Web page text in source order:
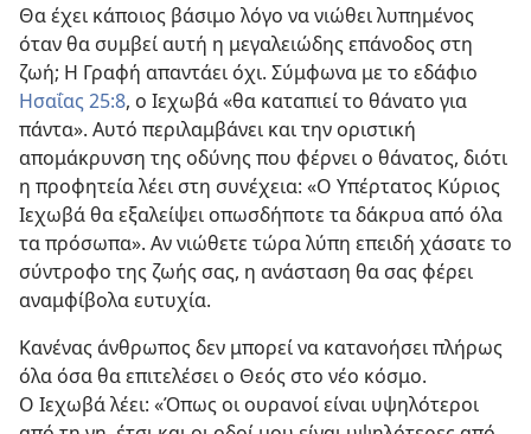
Θα έχει κάποιος βάσιμο λόγο να νιώθει λυπημένος
όταν θα συμβεί αυτή η μεγαλειώδης επάνοδος στη
ζωή; Η Γραφή απαντάει όχι. Σύμφωνα με το εδάφιο
Ησαΐας 25:8, ο Ιεχωβά «θα καταπιεί το θάνατο για
πάντα». Αυτό περιλαμβάνει και την οριστική
απομάκρυνση της οδύνης που φέρνει ο θάνατος, διότι
η προφητεία λέει στη συνέχεια: «Ο Υπέρτατος Κύριος
Ιεχωβά θα εξαλείψει οπωσδήποτε τα δάκρυα από όλα
τα πρόσωπα». Αν νιώθετε τώρα λύπη επειδή χάσατε το
σύντροφο της ζωής σας, η ανάσταση θα σας φέρει
αναμφίβολα ευτυχία.
Κανένας άνθρωπος δεν μπορεί να κατανοήσει πλήρως
όλα όσα θα επιτελέσει ο Θεός στο νέο κόσμο.
Ο Ιεχωβά λέει: «Όπως οι ουρανοί είναι υψηλότεροι